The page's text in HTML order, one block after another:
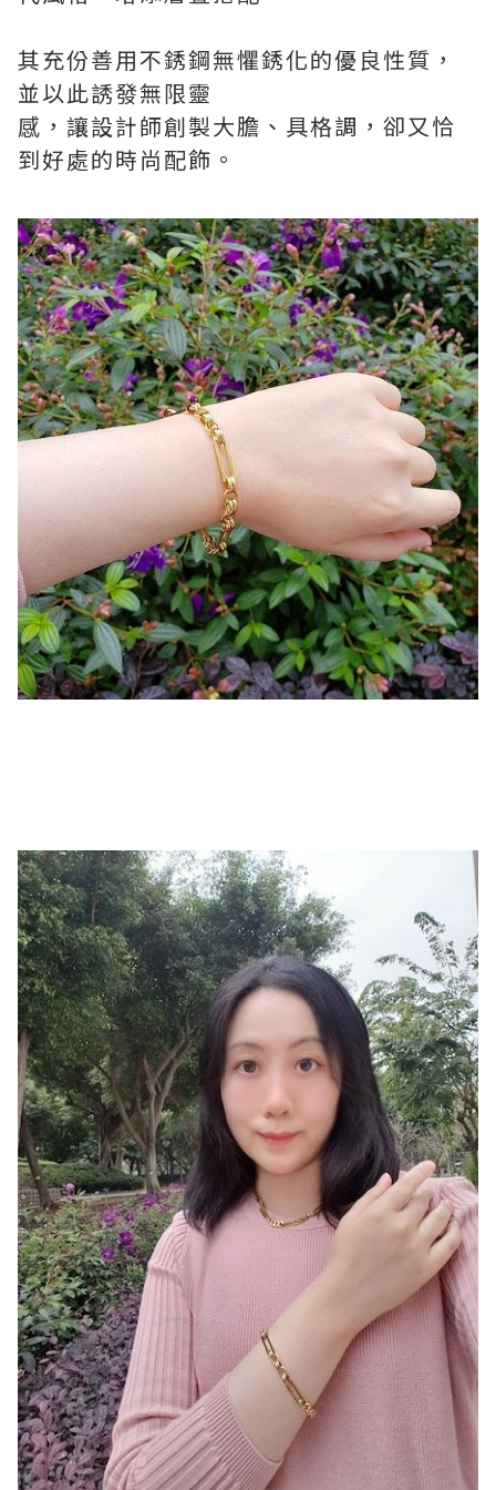
其充份善用不銹鋼無懼銹化的優良性質，
並以此誘發無限靈
感，讓設計師創製大膽、具格調，卻又恰
到好處的時尚配飾。